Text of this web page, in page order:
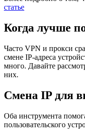
статье
Когда лучше
Часто VPN и прокси
смене IP-адреса
много. Давайте
них.
Смена IP для
Оба инструмента
пользовательского